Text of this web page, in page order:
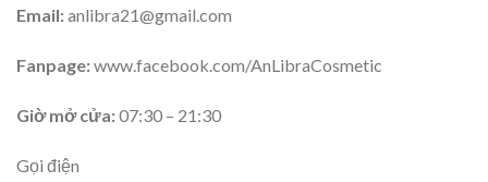
Email:anlibra21@gmail.com
Fanpage:www.facebook.com/AnLibraCosmetic
Giờ mở cửa:07:30 – 21:30
Gọi điện